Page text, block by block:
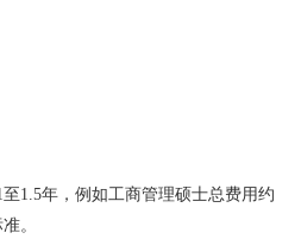
1.5年，例如工商管理硕士总费用约
。